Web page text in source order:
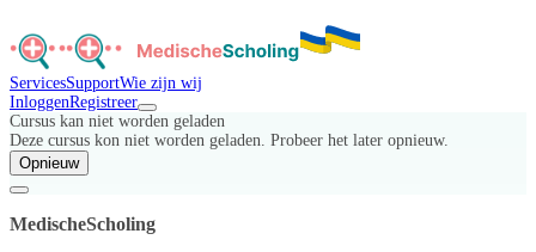
ServicesSupportWie zijn wij
InloggenRegistreer
Cursus kan niet worden geladen
Deze cursus kon niet worden geladen. Probeer het later opnieuw.
Opnieuw
MedischeScholing